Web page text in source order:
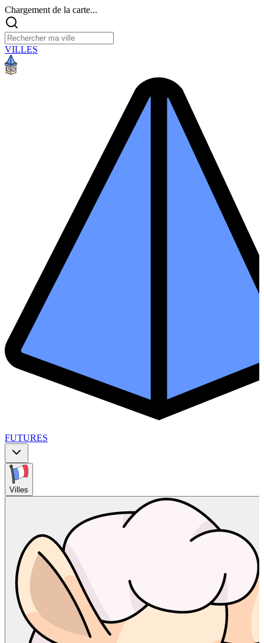
Chargement de la carte...
VILLES
FUTURES
Villes